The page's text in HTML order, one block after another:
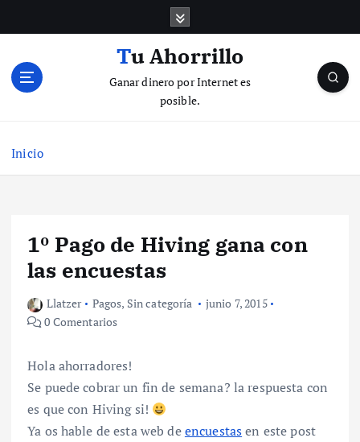
o
Tu Ahorrillo
Ganar dinero por Internet es
posible.
Inicio
1º Pago de Hiving gana con
las encuestas
Llatzer Pagos, Sin categoría
junio 7, 2015
0 Comentarios
Hola ahorradores!
Se puede cobrar un fin de semana? la respuesta con
es que con Hiving si!
Ya os hable de esta web deencuestasen este post